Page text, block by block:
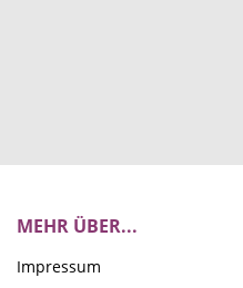
MEHR ÜBER...
Impressum